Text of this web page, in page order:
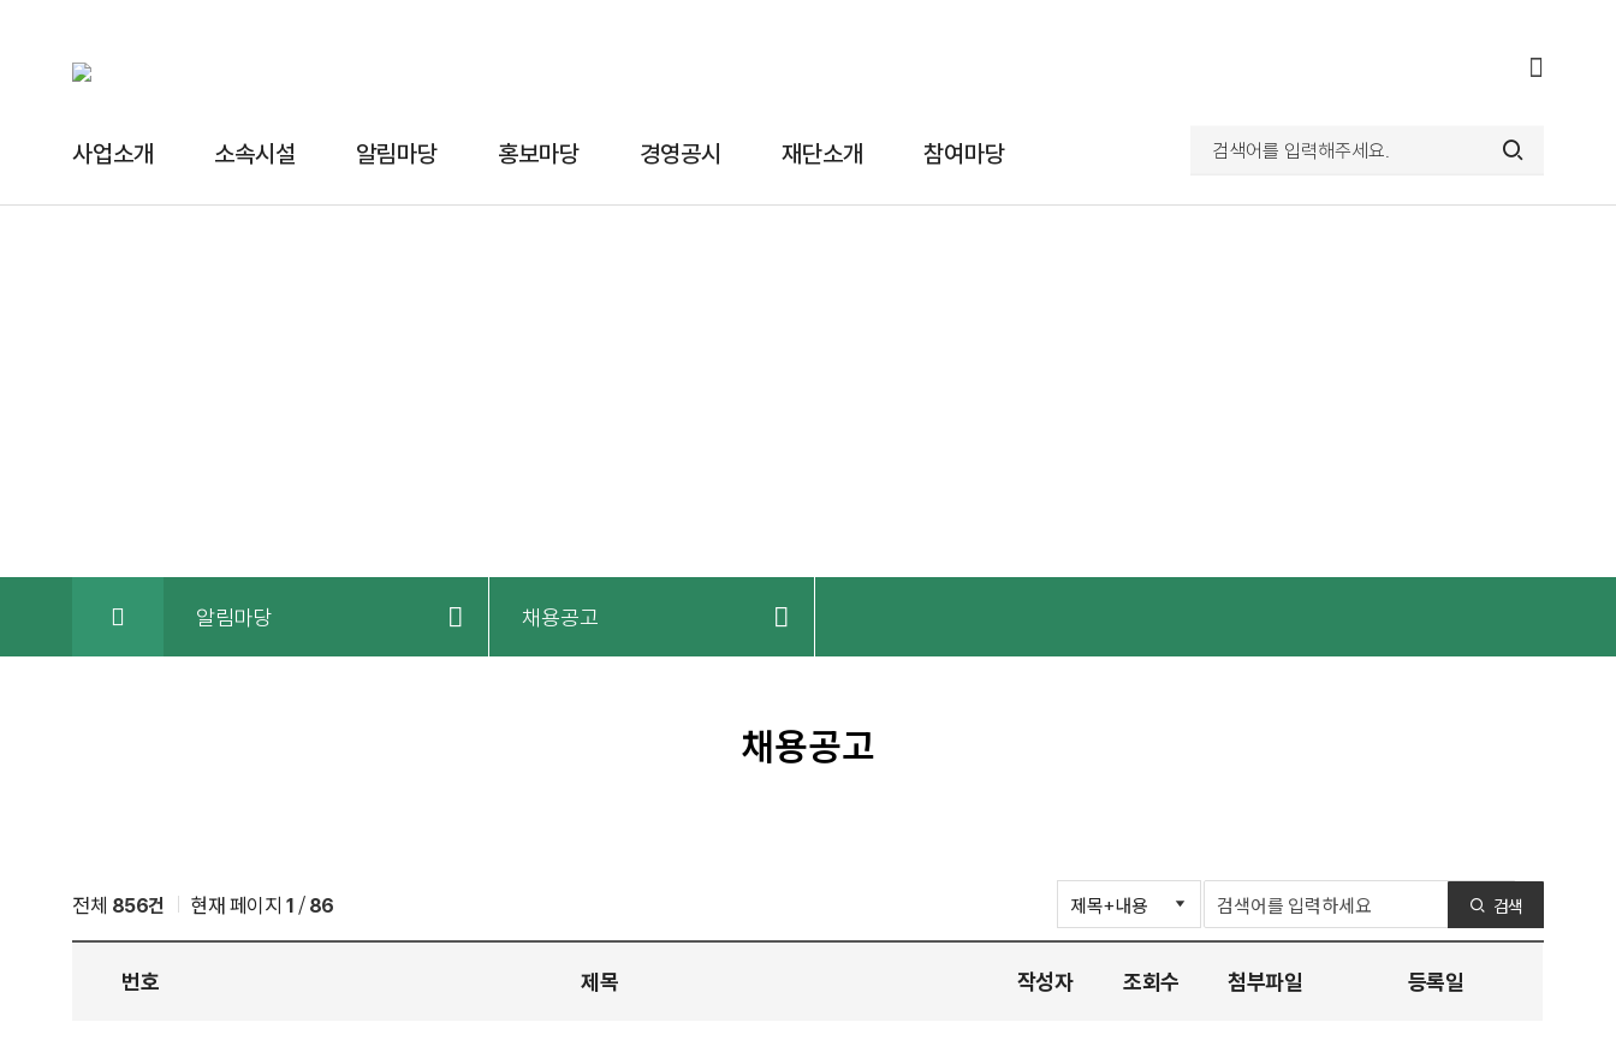
사업소개
소속시설 알림마당 홍보마당 경영공시 재단소개 참여마당
검색어를
알림마당 채용공고
채용공고
검색
전체 856건 현재 페이지 1 / 86
번호 제목 작성자 조회수 첨부파일 등록일